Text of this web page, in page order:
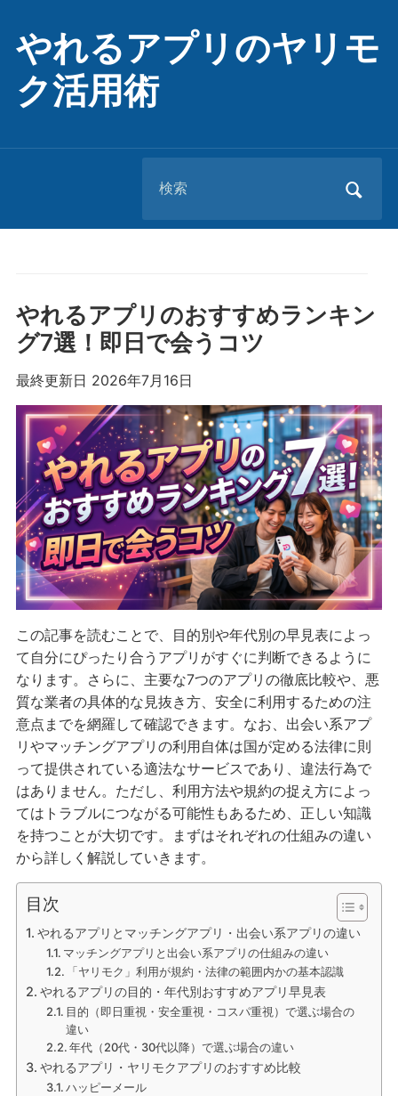
やれるアプリのヤリモ
ク活用術
for:
やれるアプリのおすすめランキン
グ7選！即日で会うコツ
最終更新日 2026年7月16日
この記事を読むことで、目的別や年代別の早見表によっ
て自分にぴったり合うアプリがすぐに判断できるように
なります。さらに、主要な7つのアプリの徹底比較や、悪
質な業者の具体的な見抜き方、安全に利用するための注
意点までを網羅して確認できます。なお、出会い系アプ
リやマッチングアプリの利用自体は国が定める法律に則
って提供されている適法なサービスであり、違法行為で
はありません。ただし、利用方法や規約の捉え方によっ
てはトラブルにつながる可能性もあるため、正しい知識
を持つことが大切です。まずはそれぞれの仕組みの違い
から詳しく解説していきます。
目次
やれるアプリとマッチングアプリ・出会い系アプリの違い
マッチングアプリと出会い系アプリの仕組みの違い
「ヤリモク」利用が規約・法律の範囲内かの基本認識
やれるアプリの目的・年代別おすすめアプリ早見表
目的（即日重視・安全重視・コスパ重視）で選ぶ場合の
違い
年代（20代・30代以降）で選ぶ場合の違い
やれるアプリ・ヤリモクアプリのおすすめ比較
ハッピーメール